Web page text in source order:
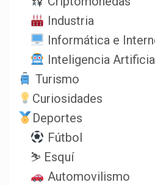
Industria
Informática e
Inteligencia
Turismo
Curiosidades
Deportes
Fútbol
⛷️ Esquí
Automovilismo